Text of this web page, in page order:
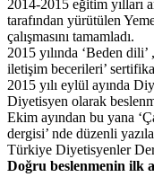
2014-2015 eğitim yılları
tarafından yürütülen
çalışmasını tamamladı.
2015 yılında ‘Beden
iletişim becerileri’
2015 yılı eylül ayında
Diyetisyen olarak
Ekim ayından bu yana
dergisi’ nde düzenli
Türkiye Diyetisyenler
Doğru beslenmenin ilk